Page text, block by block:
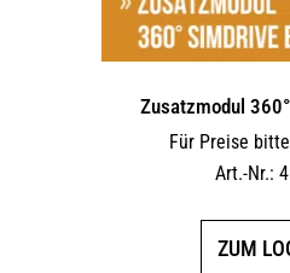
Zusatzmodul
Für Preise
Art.-Nr.:
ZUM